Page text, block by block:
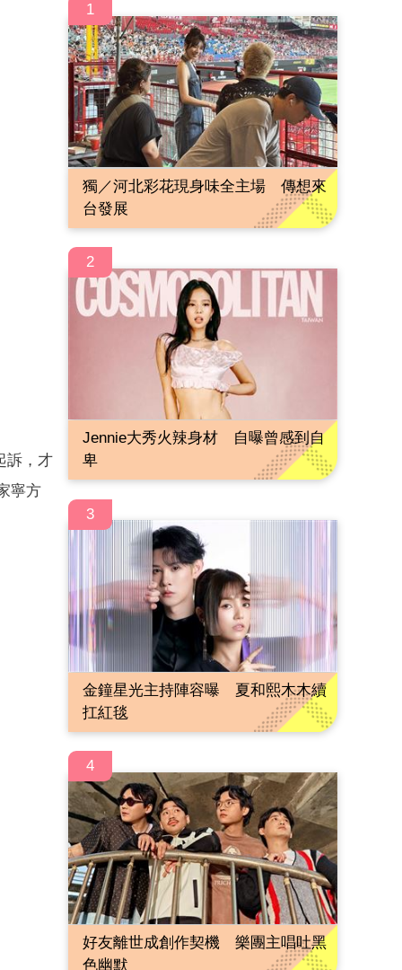
訴，才
寧方
1
獨／河北彩花現身味全主場 傳想來
台發展
2
Jennie大秀火辣身材 自曝曾感到自
卑
3
金鐘星光主持陣容曝 夏和熙木木續
扛紅毯
4
好友離世成創作契機 樂團主唱吐黑
色幽默